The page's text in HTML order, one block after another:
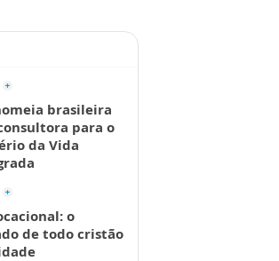
brasileira
para o
da Vida
o
de todo cristão